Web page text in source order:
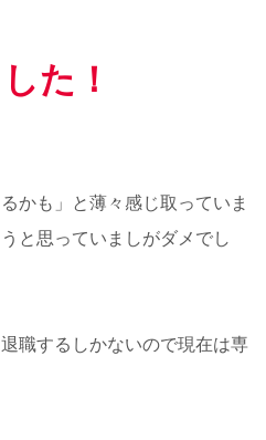
た！
かも」と薄々感じ取っていま
と思っていましがダメでし
職するしかないので現在は専